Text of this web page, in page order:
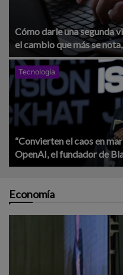
Cómo darle una segunda
el cambio que más se
Tecnología
“Convierten el caos en
OpenAI, el fundador de
empresas de IA
Economía